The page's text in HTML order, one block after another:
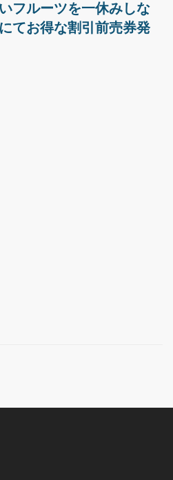
フルーツを一休みしな
てお得な割引前売券発